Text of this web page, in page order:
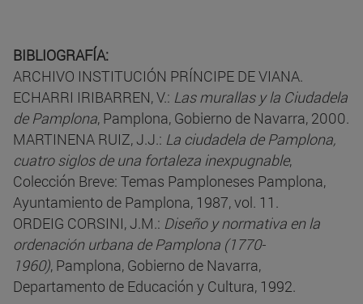
BIBLIOGRAFÍA:
ARCHIVO INSTITUCIÓN PRÍNCIPE DE VIANA.
ECHARRI IRIBARREN, V.: Las murallas y la Ciudadela
de Pamplona, Pamplona, Gobierno de Navarra, 2000.
MARTINENA RUIZ, J.J.: La ciudadela de Pamplona,
cuatro siglos de una fortaleza inexpugnable,
Colección Breve: Temas Pamploneses Pamplona,
Ayuntamiento de Pamplona, 1987, vol. 11.
ORDEIG CORSINI, J.M.: Diseño y normativa en la
ordenación urbana de Pamplona (1770-
1960), Pamplona, Gobierno de Navarra,
Departamento de Educación y Cultura, 1992.